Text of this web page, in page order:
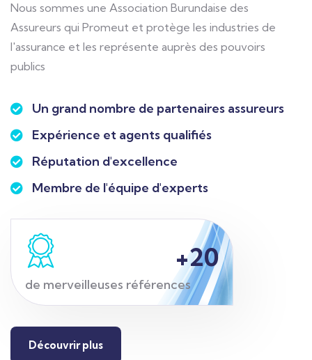
Nous sommes une Association Burundaise des
Assureurs qui Promeut et protège les industries de
l'assurance et les représente auprès des pouvoirs
publics
Un grand nombre de partenaires assureurs
Expérience et agents qualifiés
Réputation d'excellence
Membre de l'équipe d'experts
+20
de merveilleuses références
Découvrir plus